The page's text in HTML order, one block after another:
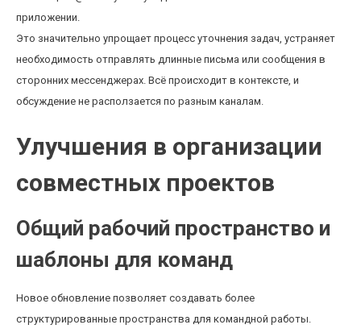
приложении.
Это значительно упрощает процесс уточнения задач, устраняет
необходимость отправлять длинные письма или сообщения в
сторонних мессенджерах. Всё происходит в контексте, и
обсуждение не расползается по разным каналам.
Улучшения в организации
совместных проектов
Общий рабочий пространство и
шаблоны для команд
Новое обновление позволяет создавать более
структурированные пространства для командной работы.